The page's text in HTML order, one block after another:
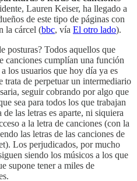
Lauren Keiser, ha llegado a
de este tipo de páginas con
la cárcel (bbc, vía El otro lado).
posturas? Todos aquellos que
canciones cumplían una función
los usuarios que hoy día ya es
trata de perpetuar un intermediario
seguir cobrando por algo que
sea para todos los que trabajan
las letras es aparte, ni siquiera
a la letra de canciones (con la
las letras de las canciones de
Los perjudicados, por mucho
siendo los músicos a los que
supone tener a miles de